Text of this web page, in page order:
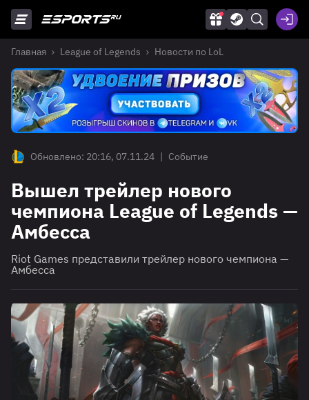
Главная League of Legends Новости по LoL
Обновлено: 20:16, 07.11.24 | Событие
Вышел трейлер нового
чемпиона League of Legends —
Амбесса
Riot Games представили трейлер нового чемпиона —
Амбесса